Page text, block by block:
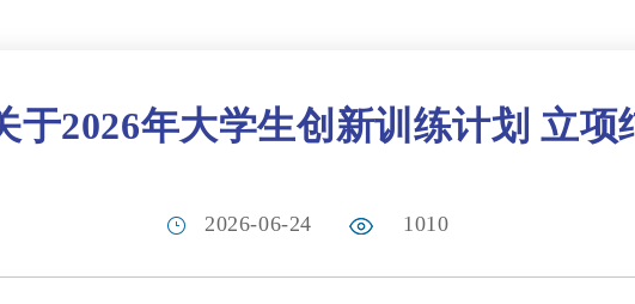
于2026年大学生创新训练计划 立项
2026-06-24 1010